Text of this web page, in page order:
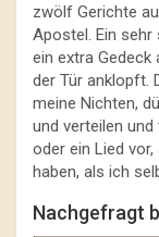
zwölf Gerichte
Apostel. Ein
ein extra Gedeck
der Tür anklopft.
meine Nichten,
und verteilen
oder ein Lied
haben, als ich
Nachgefragt